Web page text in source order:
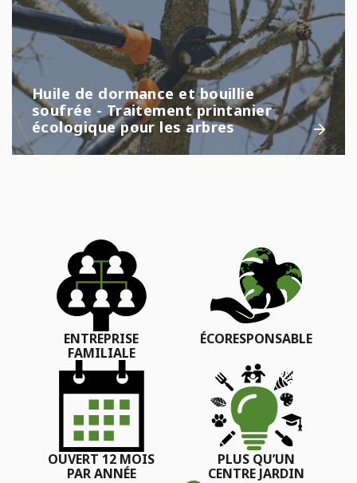
Huile de dormance et bouillie
soufrée - Traitement printanier
écologique pour les arbres
ENTREPRISE
FAMILIALE
ÉCORESPONSABLE
OUVERT 12 MOIS
PAR ANNÉE
PLUS QU’UN
CENTRE JARDIN